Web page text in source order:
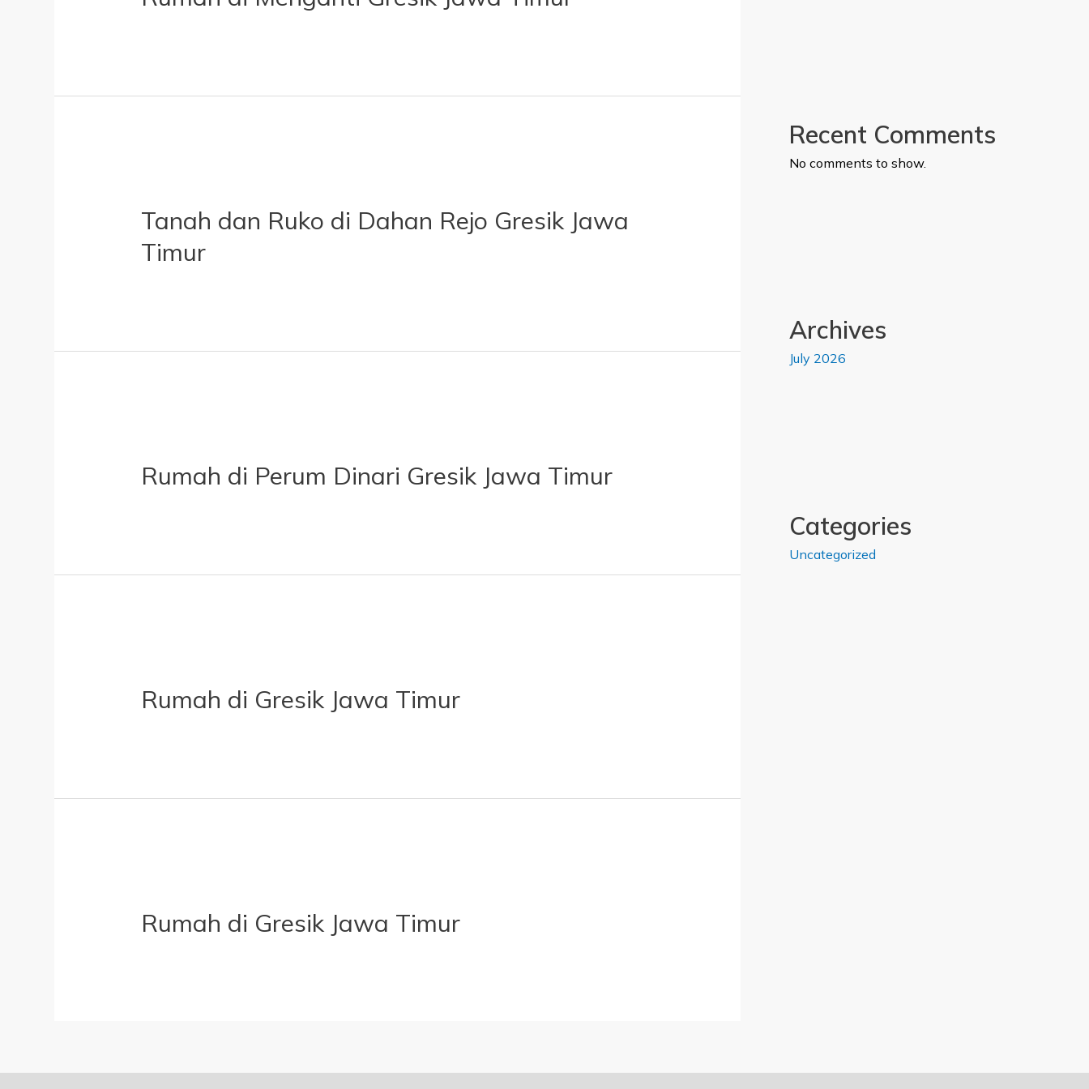
Tanah dan Ruko di Dahan Rejo Gresik Jawa
Timur
Rumah di Perum Dinari Gresik Jawa Timur
Rumah di Gresik Jawa Timur
Rumah di Gresik Jawa Timur
Recent Comments
No comments to show.
Archives
July 2026
Categories
Uncategorized